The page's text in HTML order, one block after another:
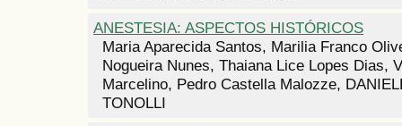
ANESTESIA: ASPECTOS HISTÓRICOS
Maria Aparecida Santos, Marilia Franco
Nogueira Nunes, Thaiana Lice Lopes Dias,
Marcelino, Pedro Castella Malozze,
TONOLLI